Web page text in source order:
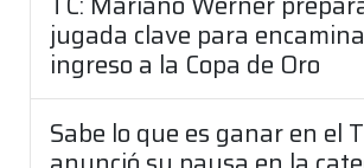
jugada clave para
ingreso a la Copa de Oro
Sabe lo que es ganar en el